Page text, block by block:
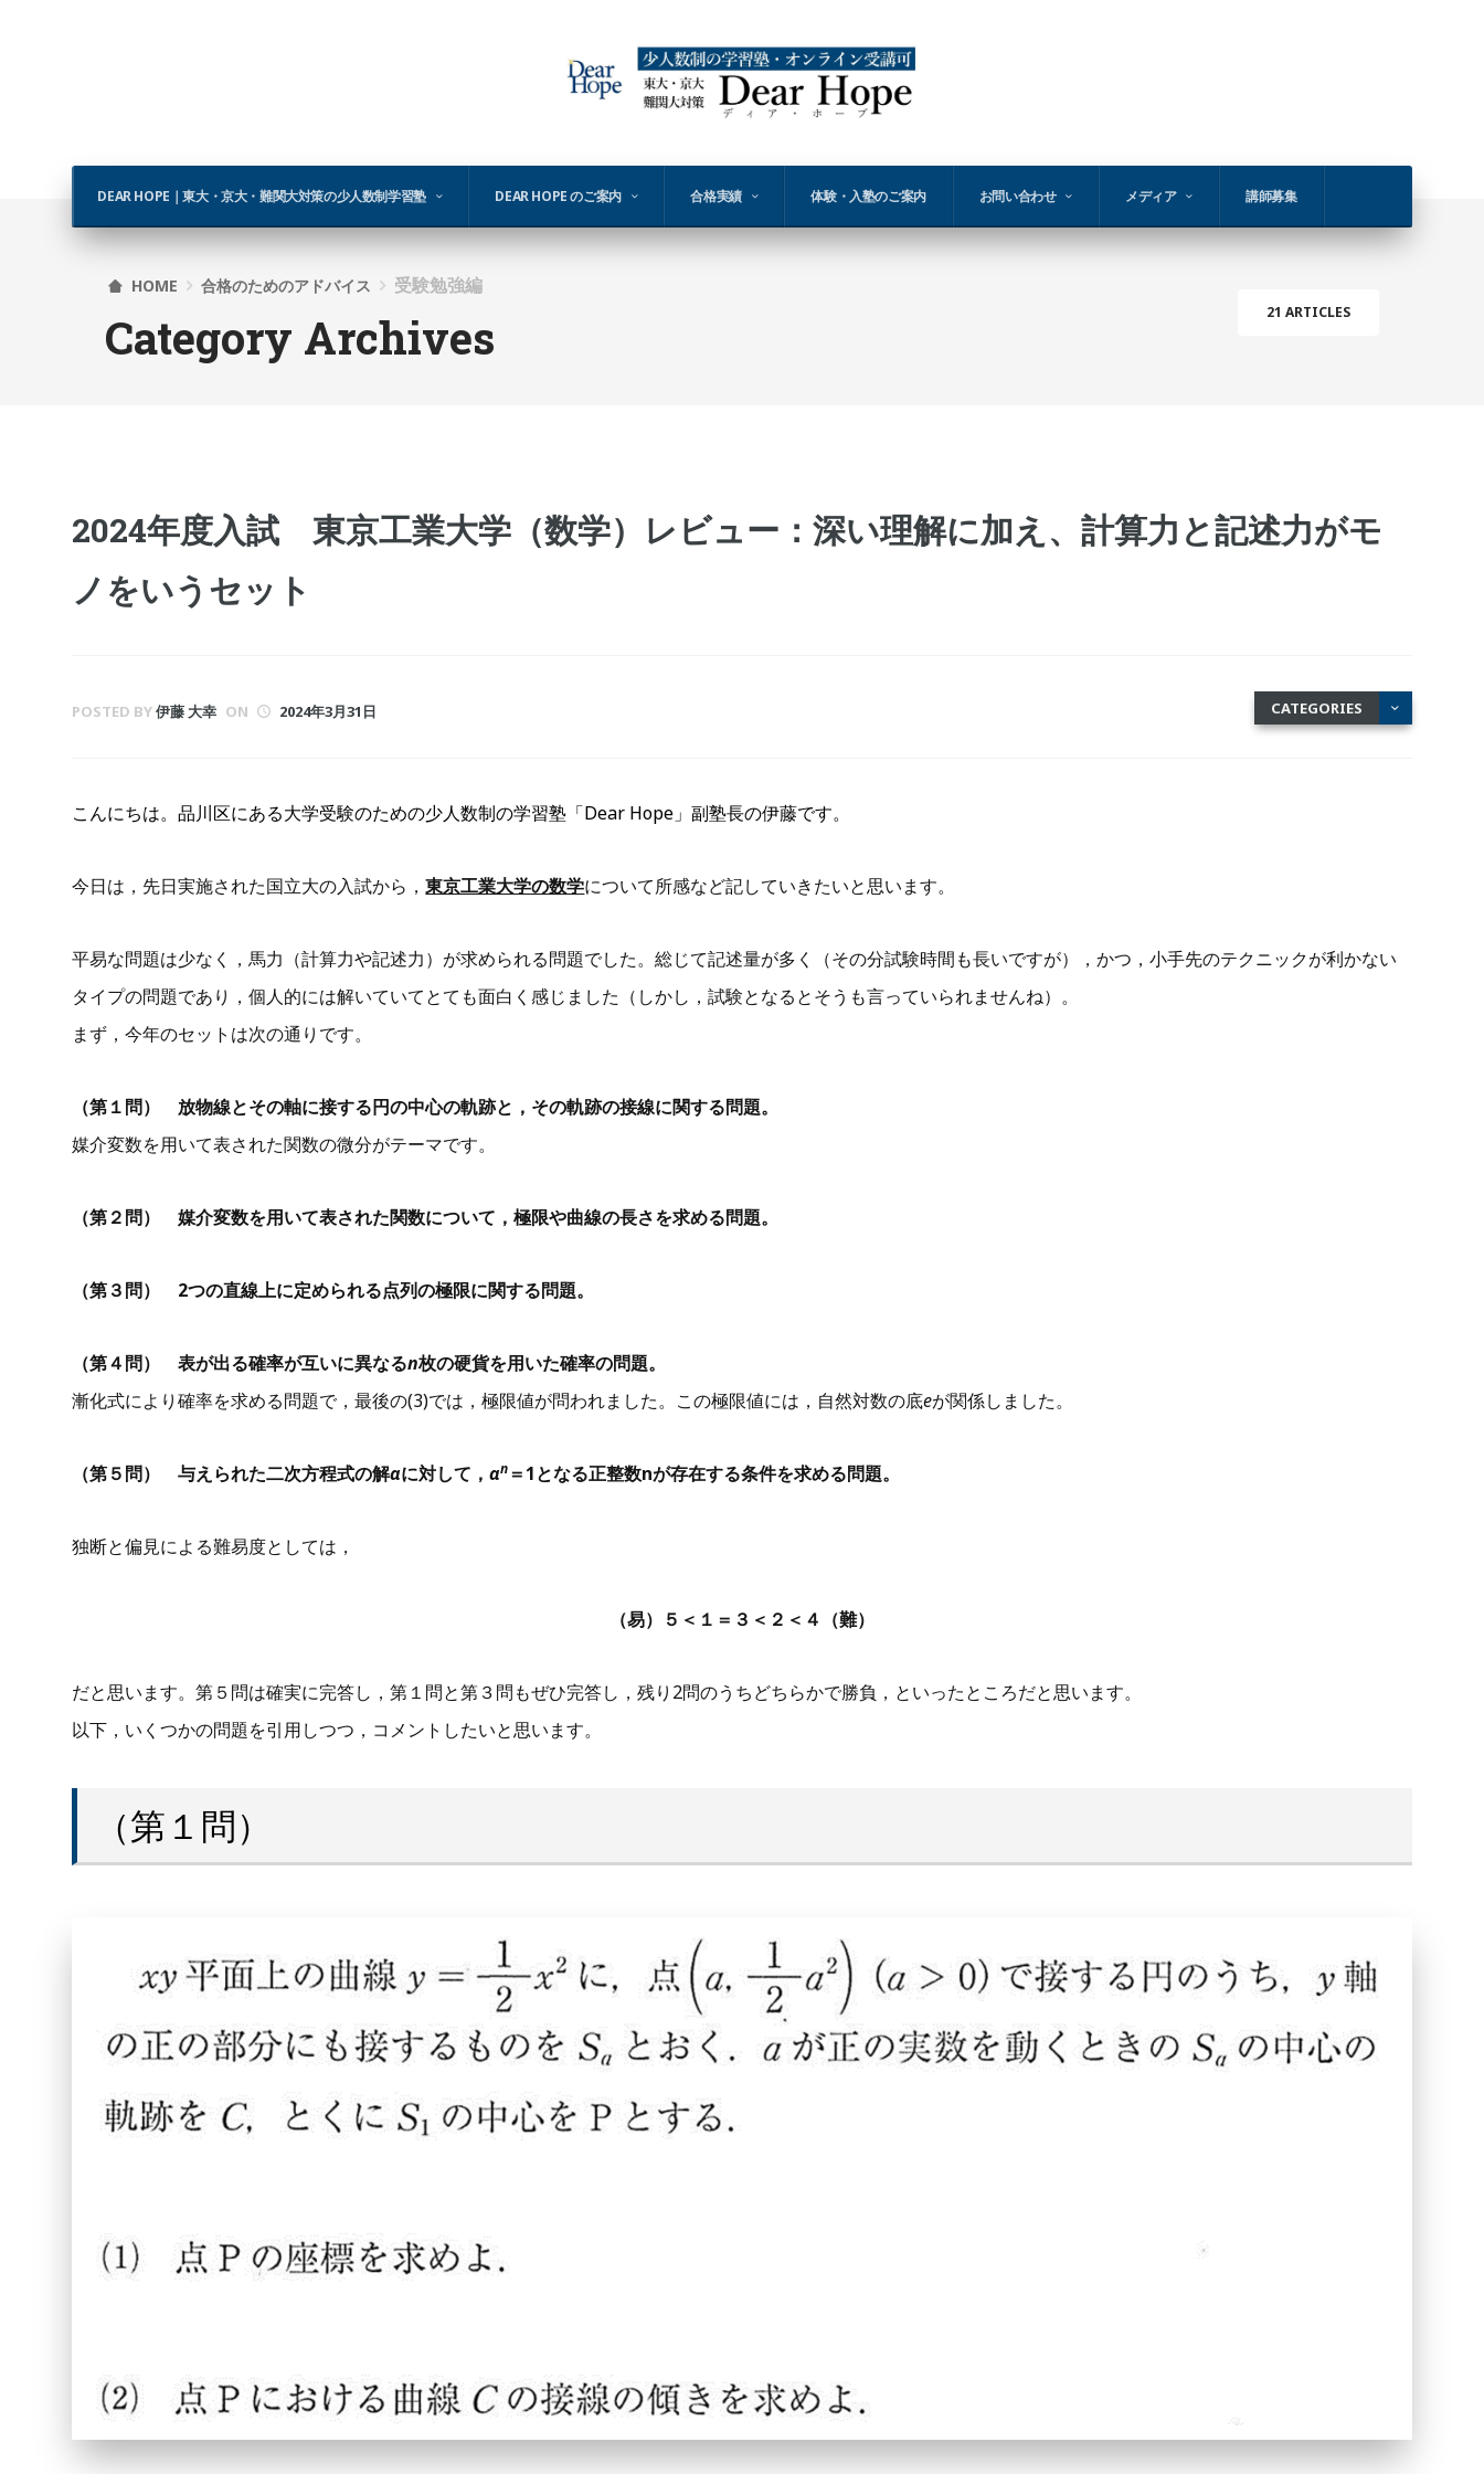
DEAR HOPE｜東大・京大・難関大対策の少人数制学習塾 DEAR HOPE のご案内 合格実績 体験・入塾のご案内 お問い合わせ メディア 講師募集
HOME 合格のためのアドバイス 受験勉強編
Category Archives 21 ARTICLES
2024年度入試 東京工業大学（数学）レビュー：深い理解に加え、計算力と記述力がモ
ノをいうセット
POSTED BY伊藤 大幸 ON 2024年3月31日 CATEGORIES
こんにちは。品川区にある大学受験のための少人数制の学習塾「Dear Hope」副塾長の伊藤です。
今日は，先日実施された国立大の入試から，東京工業大学の数学について所感など記していきたいと思います。
平易な問題は少なく，馬力（計算力や記述力）が求められる問題でした。総じて記述量が多く（その分試験時間も長いですが），かつ，小手先のテクニックが利かない
タイプの問題であり，個人的には解いていてとても面白く感じました（しかし，試験となるとそうも言っていられませんね）。
まず，今年のセットは次の通りです。
（第１問） 放物線とその軸に接する円の中心の軌跡と，その軌跡の接線に関する問題。
媒介変数を用いて表された関数の微分がテーマです。
（第２問） 媒介変数を用いて表された関数について，極限や曲線の長さを求める問題。
（第３問） 2つの直線上に定められる点列の極限に関する問題。
（第４問） 表が出る確率が互いに異なるn枚の硬貨を用いた確率の問題。
漸化式により確率を求める問題で，最後の(3)では，極限値が問われました。この極限値には，自然対数の底eが関係しました。
（第５問） 与えられた二次方程式の解αに対して，αn＝1となる正整数nが存在する条件を求める問題。
独断と偏見による難易度としては，
（易）５＜１＝３＜２＜４（難）
だと思います。第５問は確実に完答し，第１問と第３問もぜひ完答し，残り2問のうちどちらかで勝負，といったところだと思います。
以下，いくつかの問題を引用しつつ，コメントしたいと思います。
（第１問）